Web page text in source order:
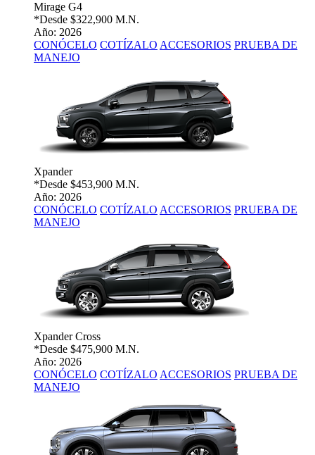
Mirage G4
*Desde $322,900 M.N.
Año: 2026
CONÓCELO COTÍZALO ACCESORIOS PRUEBA DE
MANEJO
Xpander
*Desde $453,900 M.N.
Año: 2026
CONÓCELO COTÍZALO ACCESORIOS PRUEBA DE
MANEJO
Xpander Cross
*Desde $475,900 M.N.
Año: 2026
CONÓCELO COTÍZALO ACCESORIOS PRUEBA DE
MANEJO